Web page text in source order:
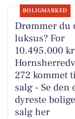
BOLIGMARKED
Drømmer du
luksus? For
10.495.000
272 kommet
salg - Se den
dyreste
salg her